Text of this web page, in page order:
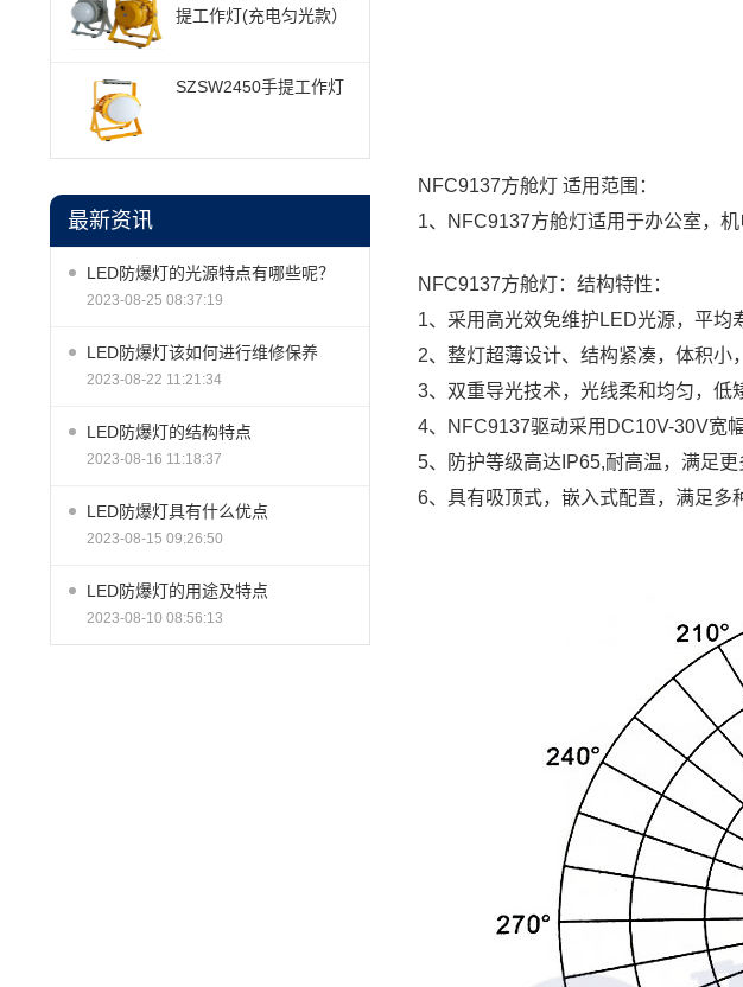
提工作灯(充电匀光款）
SZSW2450手提工作灯
最新资讯
LED防爆灯的光源特点有哪些呢？
2023-08-25 08:37:19
LED防爆灯该如何进行维修保养
2023-08-22 11:21:34
LED防爆灯的结构特点
2023-08-16 11:18:37
LED防爆灯具有什么优点
2023-08-15 09:26:50
LED防爆灯的用途及特点
2023-08-10 08:56:13
NFC9137方舱灯 适用范围：
1、NFC9137方舱灯适用于办公室，
NFC9137方舱灯：结构特性：
1、采用高光效免维护LED光源，平均
2、整灯超薄设计、结构紧凑，体积小
3、双重导光技术，光线柔和均匀，低
4、NFC9137驱动采用DC10V-30V宽
5、防护等级高达IP65,耐高温，满足更
6、具有吸顶式，嵌入式配置，满足多